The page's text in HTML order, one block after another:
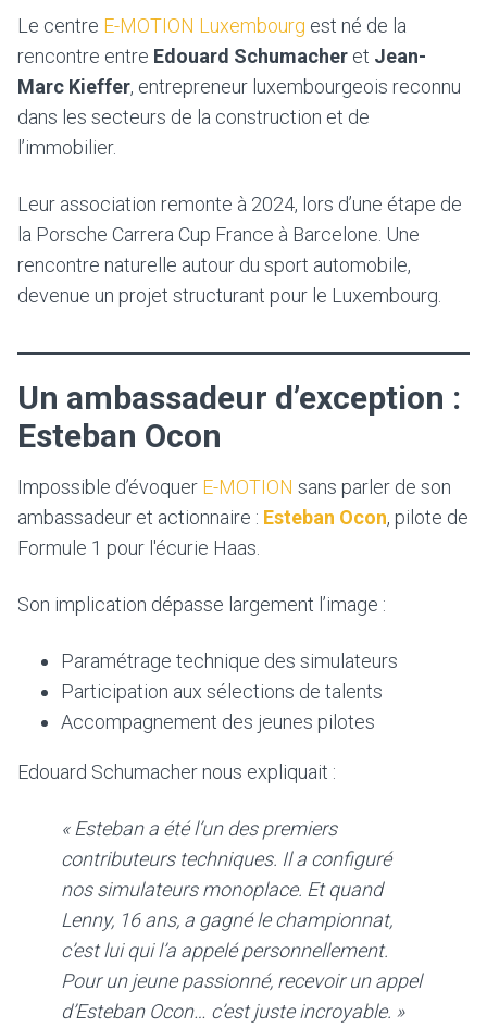
Le centre E-MOTION Luxembourg est né de la
rencontre entre Edouard Schumacher et Jean-
Marc Kieffer, entrepreneur luxembourgeois reconnu
dans les secteurs de la construction et de
l’immobilier.
Leur association remonte à 2024, lors d’une étape de
la Porsche Carrera Cup France à Barcelone. Une
rencontre naturelle autour du sport automobile,
devenue un projet structurant pour le Luxembourg.
Un ambassadeur d’exception :
Esteban Ocon
Impossible d’évoquer E-MOTION sans parler de son
ambassadeur et actionnaire : Esteban Ocon, pilote de
Formule 1 pour l'écurie Haas.
Son implication dépasse largement l’image :
Paramétrage technique des simulateurs
Participation aux sélections de talents
Accompagnement des jeunes pilotes
Edouard Schumacher nous expliquait :
« Esteban a été l’un des premiers
contributeurs techniques. Il a configuré
nos simulateurs monoplace. Et quand
Lenny, 16 ans, a gagné le championnat,
c’est lui qui l’a appelé personnellement.
Pour un jeune passionné, recevoir un appel
d’Esteban Ocon… c’est juste incroyable. »